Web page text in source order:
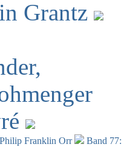
Grantz
Franklin Orr
Band